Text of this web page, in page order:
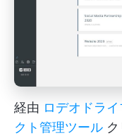
経由 ロデオドラ
クト管理ツール